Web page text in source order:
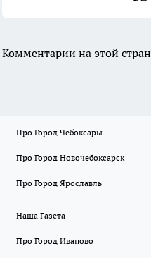
Комментарии на этой
Про Город Чебоксары
Про Город Новочебоксарск
Про Город Ярославль
Наша Газета
Про Город Иваново